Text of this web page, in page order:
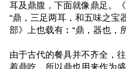
耳及鼎腹，下面就像鼎足。
“鼎，三足两耳，和五味之宝
部》上也载有︰“鼎，器也，
由于古代的餐具并不齐全，
着鼎吃，所以鼎也用来作为